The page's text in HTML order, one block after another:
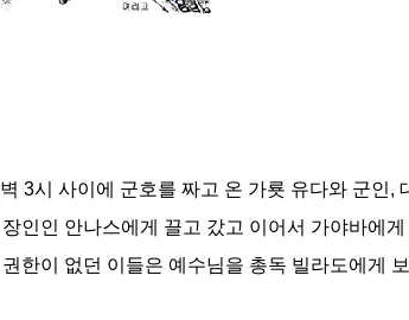
3시 사이에 군호를 짜고 온 가룟 유다와 군인,
인인 안나스에게 끌고 갔고 이어서 가야바에게
한이 없던 이들은 예수님을 총독 빌라도에게